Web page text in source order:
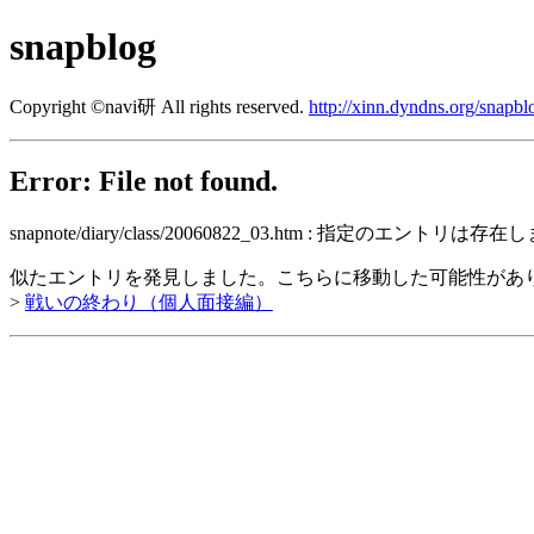
snapblog
Copyright ©navi研 All rights reserved. http://xinn.dyndns.org/
Error: File not found.
snapnote/diary/class/20060822_03.htm : 指定のエントリは存在し
似たエントリを発見しました。こちらに移動した可能性があ
> 戦いの終わり（個人面接編）